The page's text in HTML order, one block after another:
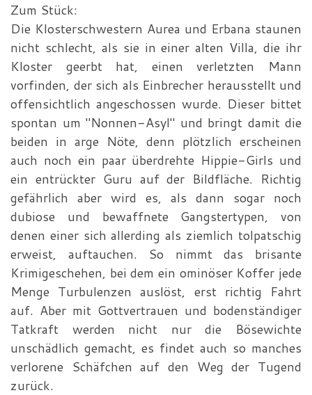
Zum Stück:
Die Klosterschwestern Aurea und Erbana staunen
nicht schlecht, als sie in einer alten Villa, die ihr
Kloster geerbt hat, einen verletzten Mann
vorfinden, der sich als Einbrecher herausstellt und
offensichtlich angeschossen wurde. Dieser bittet
spontan um "Nonnen-Asyl" und bringt damit die
beiden in arge Nöte, denn plötzlich erscheinen
auch noch ein paar überdrehte Hippie-Girls und
ein entrückter Guru auf der Bildfläche. Richtig
gefährlich aber wird es, als dann sogar noch
dubiose und bewaffnete Gangstertypen, von
denen einer sich allerding als ziemlich tolpatschig
erweist, auftauchen. So nimmt das brisante
Krimigeschehen, bei dem ein ominöser Koffer jede
Menge Turbulenzen auslöst, erst richtig Fahrt
auf. Aber mit Gottvertrauen und bodenständiger
Tatkraft werden nicht nur die Bösewichte
unschädlich gemacht, es findet auch so manches
verlorene Schäfchen auf den Weg der Tugend
zurück.